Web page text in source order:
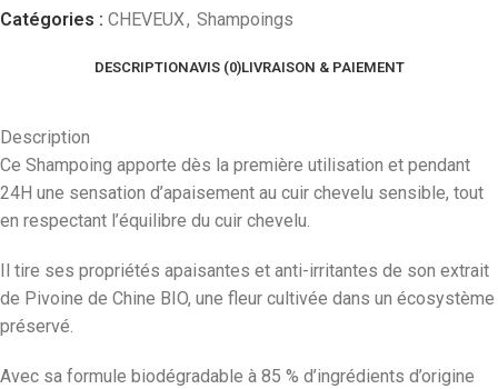
Catégories : CHEVEUX, Shampoings
DESCRIPTIONAVIS (0)LIVRAISON & PAIEMENT
Description
Ce Shampoing apporte dès la première utilisation et pendant
24H une sensation d’apaisement au cuir chevelu sensible, tout
en respectant l’équilibre du cuir chevelu.
Il tire ses propriétés apaisantes et anti-irritantes de son extrait
de Pivoine de Chine BIO, une fleur cultivée dans un écosystème
préservé.
Avec sa formule biodégradable à 85 % d’ingrédients d’origine